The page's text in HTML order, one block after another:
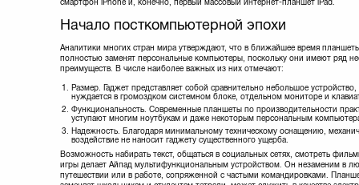
смартфон iPhone и, конечно, первый массовый интернет-планшет iPad.
Начало посткомпьютерной эпохи
Аналитики многих стран мира утверждают, что в ближайшее время
полностью заменят персональные компьютеры, поскольку они имеют ряд
преимуществ. В числе наиболее важных из них отмечают:
Размер. Гаджет представляет собой сравнительно небольшое устройство,
нуждается в громоздком системном блоке, отдельном мониторе и
Функциональность. Современные планшеты по производительности
уступают многим ноутбукам и даже некоторым персональным
Надежность. Благодаря минимальному техническому оснащению,
воздействие не наносит гаджету существенного ущерба.
Возможность набирать текст, общаться в социальных сетях, смотреть
игры делает Айпад мультифункциональным устройством. Он незаменим в
путешествии или в работе, сопряженной с частыми командировками.